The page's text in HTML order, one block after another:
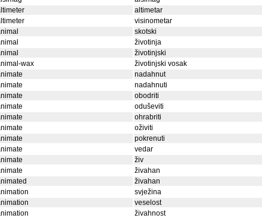
altimetar
visinometar
skotski
životinja
životinjski
wax
životinjski vosak
nadahnut
nadahnuti
obodriti
oduševiti
ohrabriti
oživiti
pokrenuti
vedar
živ
živahan
živahan
svježina
veselost
živahnost